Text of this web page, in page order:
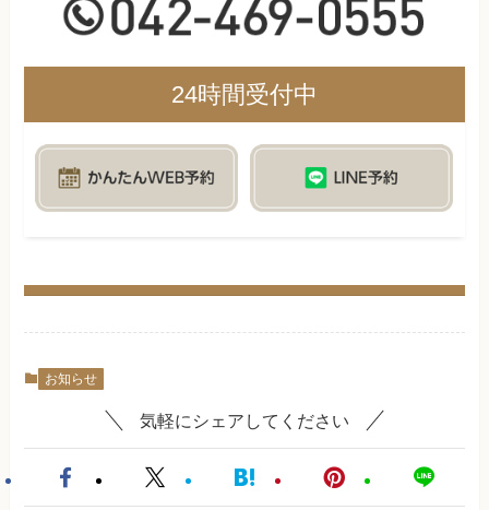
24時間受付中
お知らせ
気軽にシェアしてください